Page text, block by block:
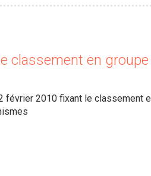
classement en
février 2010 fixant le classement